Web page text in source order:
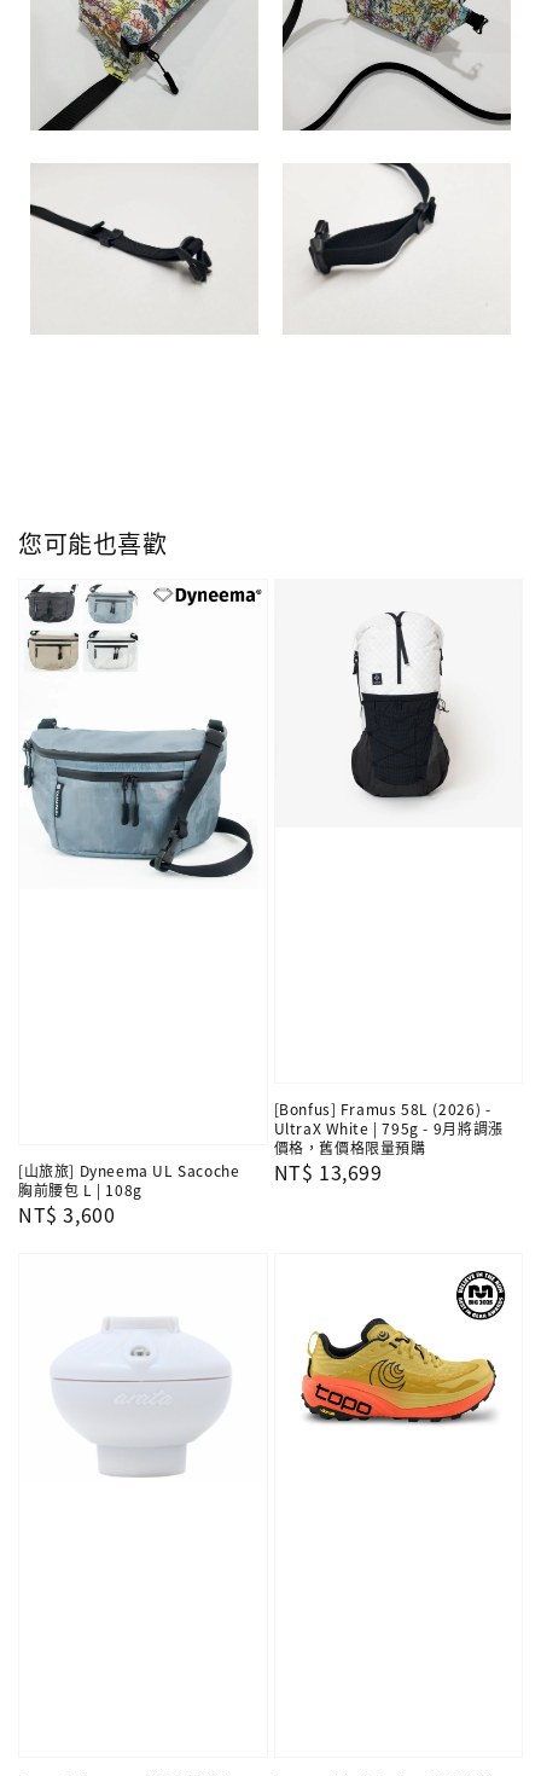
您可能也喜歡
[山旅旅] Dyneema UL Sacoche
胸前腰包 L | 108g
Regular
NT$ 3,600
[Bonfus] Framus 58L (2026) -
UltraX White | 795g - 9月將調漲
價格，舊價格限量預購
Regular
NT$ 13,699